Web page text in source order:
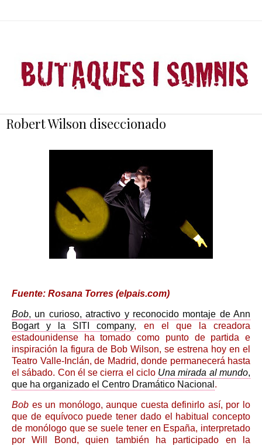
Robert Wilson diseccionado
Fuente: Rosana Torres (elpais.com)
Bob, un curioso, atractivo y reconocido montaje de Ann
Bogart y la SITI company, en el que la creadora
estadounidense ha tomado como punto de partida e
inspiración la figura de Bob Wilson, se estrena hoy en el
Teatro Valle-Inclán, de Madrid, donde permanecerá hasta
el sábado. Con él se cierra el ciclo Una mirada al mundo,
que ha organizado el Centro Dramático Nacional .
Bob es un monólogo, aunque cuesta definirlo así, por lo
que de equívoco puede tener dado el habitual concepto
de monólogo que se suele tener en España, interpretado
por Will Bond, quien también ha participado en la